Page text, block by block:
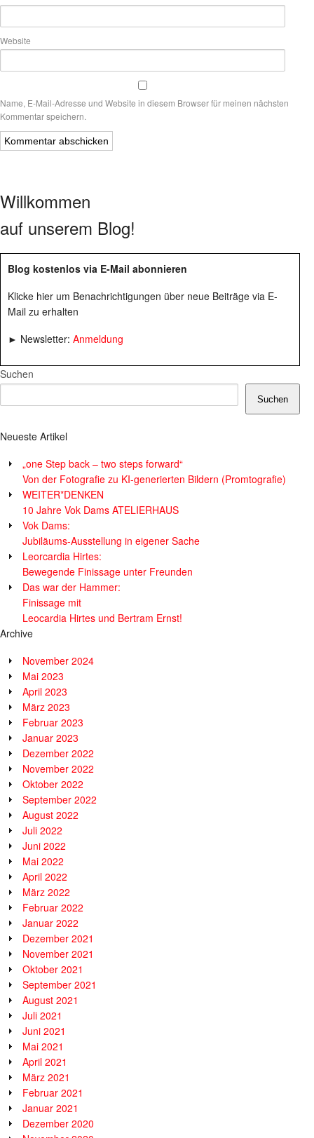
Website
Name, E-Mail-Adresse und Website in diesem Browser für meinen nächsten
Kommentar speichern.
Willkommen
auf unserem Blog!
Blog kostenlos via E-Mail abonnieren
Klicke hier um Benachrichtigungen über neue Beiträge via E-
Mail zu erhalten
► Newsletter: Anmeldung
Suchen
Suchen
Neueste Artikel
„one Step back – two steps forward“
Von der Fotografie zu KI-generierten Bildern (Promtografie)
WEITER*DENKEN
10 Jahre Vok Dams ATELIERHAUS
Vok Dams:
Jubiläums-Ausstellung in eigener Sache
Leorcardia Hirtes:
Bewegende Finissage unter Freunden
Das war der Hammer:
Finissage mit
Leocardia Hirtes und Bertram Ernst!
Archive
November 2024
Mai 2023
April 2023
März 2023
Februar 2023
Januar 2023
Dezember 2022
November 2022
Oktober 2022
September 2022
August 2022
Juli 2022
Juni 2022
Mai 2022
April 2022
März 2022
Februar 2022
Januar 2022
Dezember 2021
November 2021
Oktober 2021
September 2021
August 2021
Juli 2021
Juni 2021
Mai 2021
April 2021
März 2021
Februar 2021
Januar 2021
Dezember 2020